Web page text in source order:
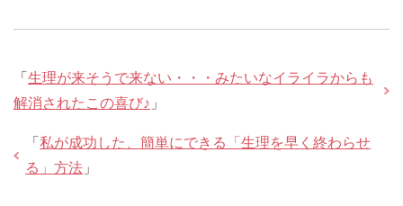
「 生理が来そうで来ない・・・みたいなイライラからも
解消されたこの喜び♪ 」
「 私が成功した、簡単にできる「生理を早く終わらせ
る」方法 」